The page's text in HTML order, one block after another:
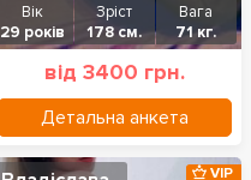
Вік
29 років
Зріст
178 см.
Вага
71 кг.
від 3400 грн.
Детальна анкета
VIP